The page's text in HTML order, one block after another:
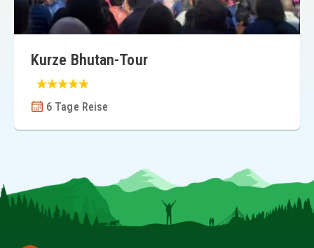
Kurze Bhutan-Tour
6 Tage Reise